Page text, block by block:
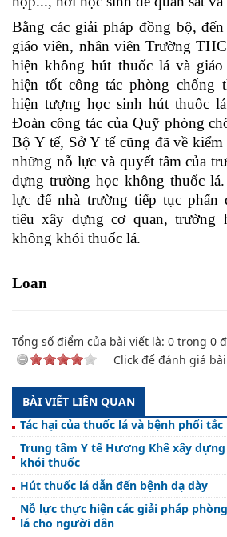
Bằng các giải pháp đồng bộ,
giáo viên, nhân viên Trường
hiện không hút thuốc lá và
hiện tốt công tác phòng chống
hiện tượng học sinh hút thuốc
Đoàn công tác của Quỹ phòng
Bộ Y tế, Sở Y tế cũng đãvề kiểm
những nỗ lực và quyết tâm của
dựng trường học không thuốc
lực để nhà trường tiếp tục phấn
tiêu xây dựng cơ quan, trường
không khói thuốc lá.
Loan
Tổng số điểm của bài viết là: 0 trong 0
Click để đánh giá
BÀI VIẾT LIÊN QUAN
Tác hại của thuốc lá và bệnh phổi
Trung tâm Y tế Hương Khê xây
khói thuốc
Hút thuốc lá dẫn đến bệnh dạ dày
Nỗ lực thực hiện các giải pháp
lá cho người dân